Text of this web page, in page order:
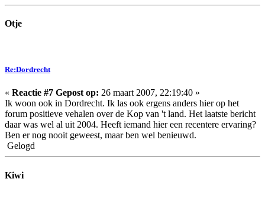
Otje
Re:Dordrecht
« Reactie #7 Gepost op: 26 maart 2007, 22:19:40 »
Ik woon ook in Dordrecht. Ik las ook ergens anders hier op het
forum positieve vehalen over de Kop van 't land. Het laatste bericht
daar was wel al uit 2004. Heeft iemand hier een recentere ervaring?
Ben er nog nooit geweest, maar ben wel benieuwd.
Gelogd
Kiwi